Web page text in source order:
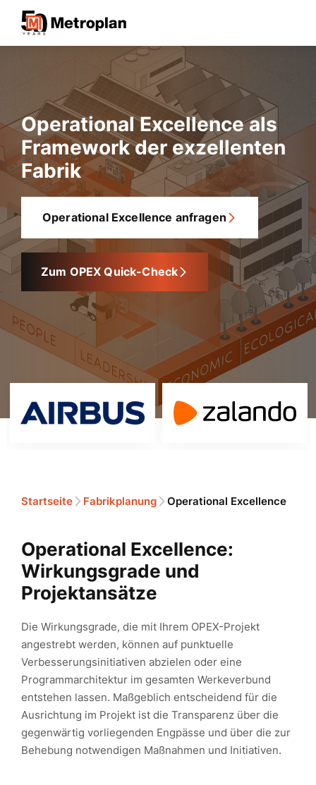
Operational Excellence als
Framework der exzellenten
Fabrik
Operational Excellence anfragen
Zum OPEX Quick-Check
Startseite Fabrikplanung Operational Excellence
Operational Excellence:
Wirkungsgrade und
Projektansätze
Die Wirkungsgrade, die mit Ihrem OPEX-Projekt
angestrebt werden, können auf punktuelle
Verbesserungsinitiativen abzielen oder eine
Programmarchitektur im gesamten Werkeverbund
entstehen lassen. Maßgeblich entscheidend für die
Ausrichtung im Projekt ist die Transparenz über die
gegenwärtig vorliegenden Engpässe und über die zur
Behebung notwendigen Maßnahmen und Initiativen.